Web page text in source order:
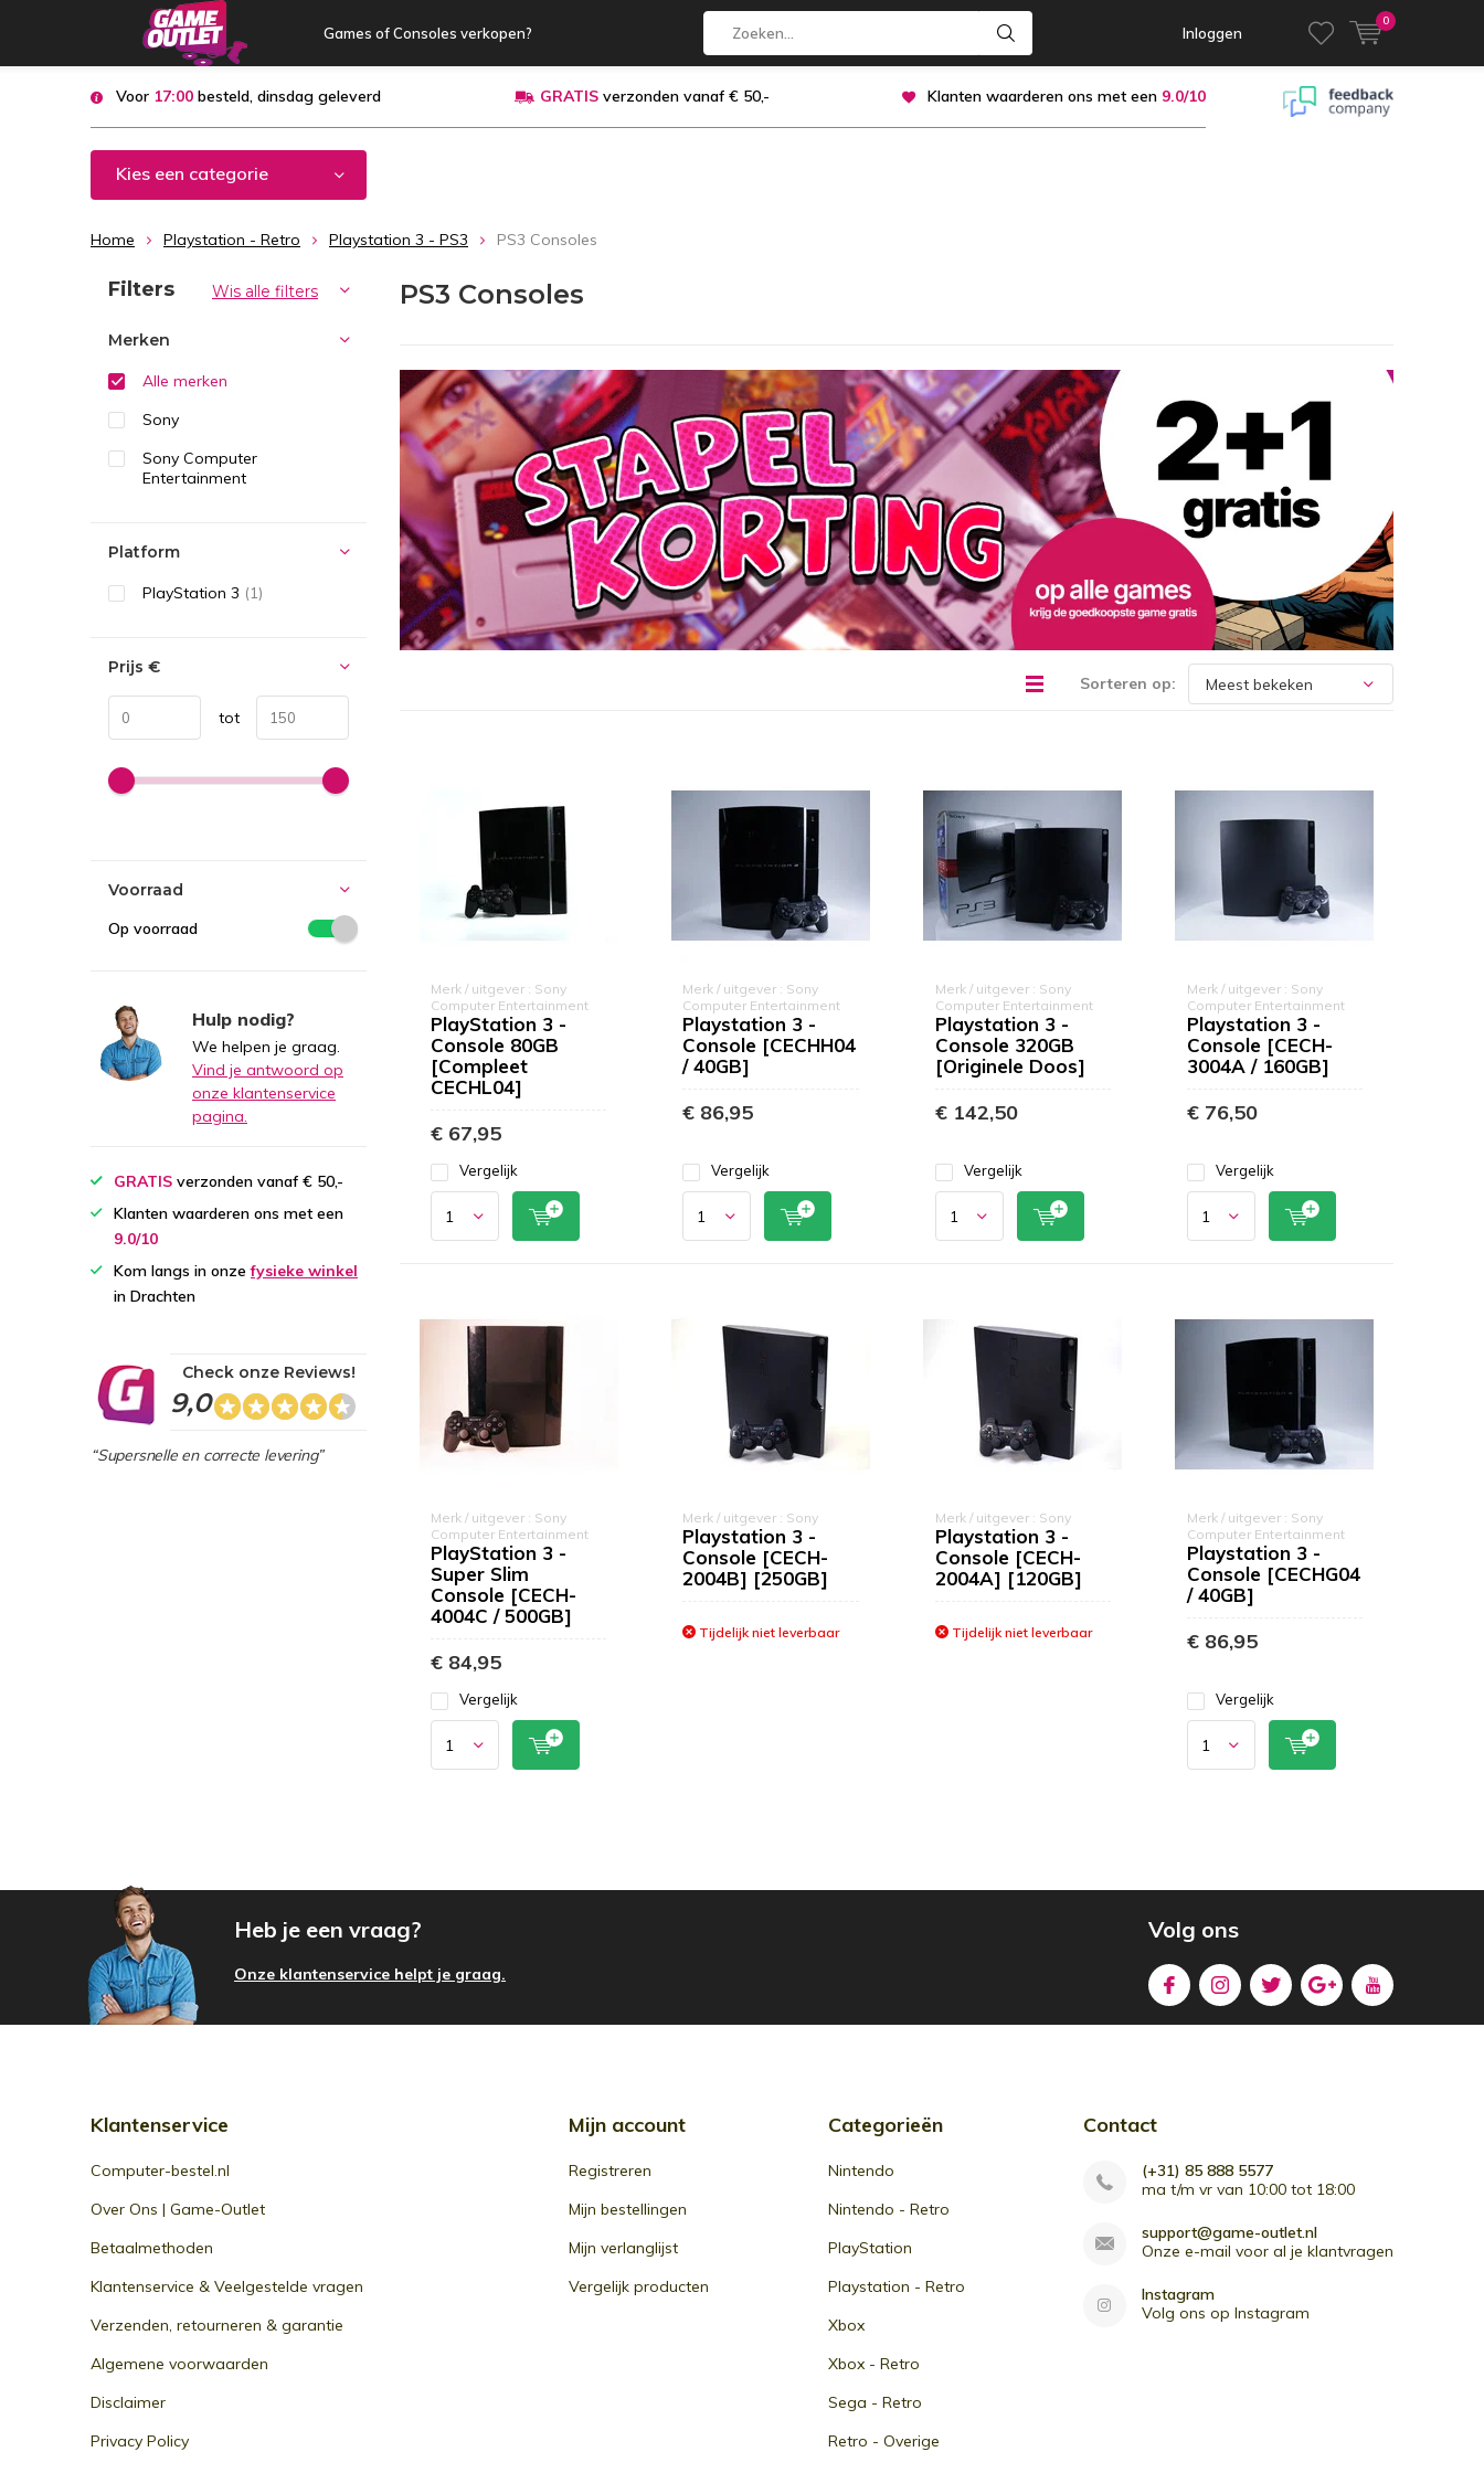
Games of Consoles verkopen? Inloggen
0
Voor 17:00 besteld, dinsdag geleverd GRATISverzonden vanaf € 50,- Klanten waarderen ons met een 9.0/10
Kies een categorie
Home Playstation - Retro Playstation 3 - PS3 PS3 Consoles
PS3 Consoles
Sorteren op:
Merk / uitgever : Sony
Computer Entertainment
PlayStation 3 -
Console 80GB
[Compleet
CECHL04]
€ 67,95
Vergelijk
Merk / uitgever : Sony
Computer Entertainment
Playstation 3 -
Console [CECHH04
/ 40GB]
€ 86,95
Vergelijk
Merk / uitgever : Sony
Computer Entertainment
Playstation 3 -
Console 320GB
[Originele Doos]
€ 142,50
Vergelijk
Merk / uitgever : Sony
Computer Entertainment
Playstation 3 -
Console [CECH-
3004A / 160GB]
€ 76,50
Vergelijk
Merk / uitgever : Sony
Computer Entertainment
PlayStation 3 -
Super Slim
Console [CECH-
4004C / 500GB]
€ 84,95
Vergelijk
Merk / uitgever : Sony
Playstation 3 -
Console [CECH-
2004B] [250GB]
Tijdelijk niet leverbaar
Merk / uitgever : Sony
Playstation 3 -
Console [CECH-
2004A] [120GB]
Tijdelijk niet leverbaar
Merk / uitgever : Sony
Computer Entertainment
Playstation 3 -
Console [CECHG04
/ 40GB]
€ 86,95
Vergelijk
Sorteren op:
Filters Wis alle filters
Merken
Alle merken
Sony
Sony Computer
Entertainment
Platform
PlayStation 3 (1)
Prijs €
tot
Voorraad
Op voorraad
Hulp nodig?
We helpen je graag.
Vind je antwoord op
onze klantenservice
pagina.
GRATIS verzonden vanaf € 50,-
Klanten waarderen ons met een
9.0/10
Kom langs in onzefysieke winkel
in Drachten
9,0
Check onze Reviews!
“Supersnelle en correcte levering”
Heb je een vraag?
Onze klantenservice helpt je graag.
Volg ons
Klantenservice
Computer-bestel.nl
Over Ons | Game-Outlet
Betaalmethoden
Klantenservice & Veelgestelde vragen
Verzenden, retourneren & garantie
Algemene voorwaarden
Disclaimer
Privacy Policy
Mijn account
Registreren
Mijn bestellingen
Mijn verlanglijst
Vergelijk producten
Categorieën
Nintendo
Nintendo - Retro
PlayStation
Playstation - Retro
Xbox
Xbox - Retro
Sega - Retro
Retro - Overige
Contact
(+31) 85 888 5577
ma t/m vr van 10:00 tot 18:00
support@game-outlet.nl
Onze e-mail voor al je klantvragen
Instagram
Volg ons op Instagram